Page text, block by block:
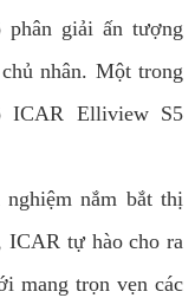
phân giải ấn tượng
nhân. Một trong
ICAR Elliview S5
nắm bắt thị
ICAR tự hào cho ra
mang trọn vẹn các